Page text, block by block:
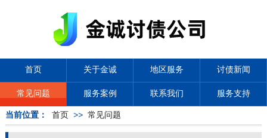
首页 关于金诚 地区服务 讨债新闻
常见问题 服务案例 联系我们 服务支持
当前位置： 首页 >> 常见问题